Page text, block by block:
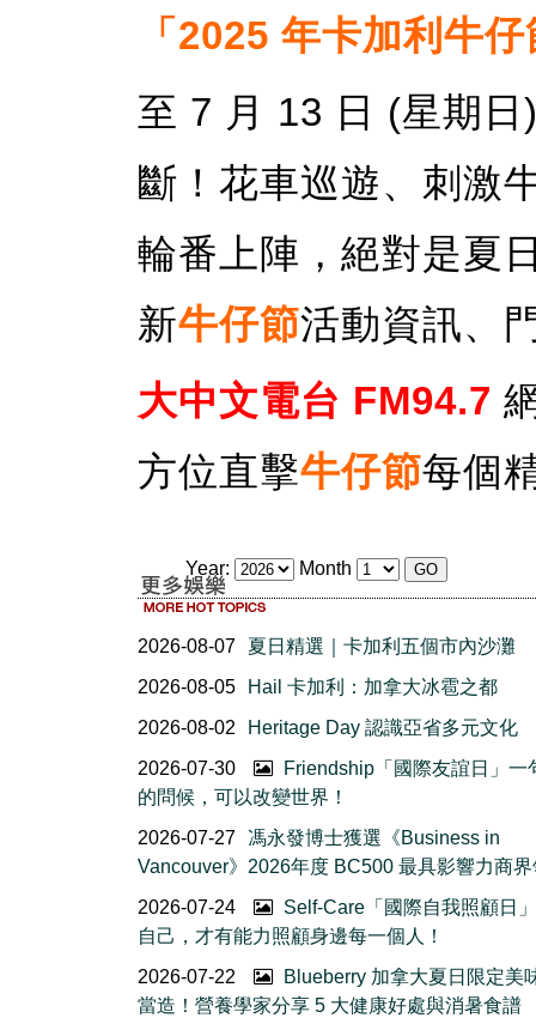
「2025 年卡加利牛
至 7 月 13 日 (星期
斷！花車巡遊、刺激
輪番上陣，絕對是夏
新牛仔節活動資訊、
大中文電台 FM94.7
方位直擊牛仔節每個
Year: Month
2026-08-07
夏日精選｜卡加利五個市內沙灘
2026-08-05
Hail 卡加利：加拿大冰雹之都
2026-08-02
Heritage Day 認識亞省多元文化
2026-07-30
Friendship「國際友誼日」一
的問候，可以改變世界！
2026-07-27
馮永發博士獲選《Business in
Vancouver》2026年度 BC500 最具影響力商
2026-07-24
Self-Care「國際自我照顧日
自己，才有能力照顧身邊每一個人！
2026-07-22
Blueberry 加拿大夏日限定美
當造！營養學家分享 5 大健康好處與消暑食譜